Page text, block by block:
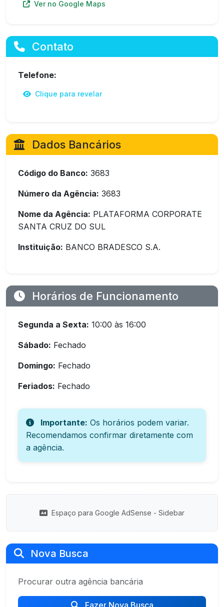
Ver no Google Maps
Contato
Telefone:
Clique para revelar
Dados Bancários
Código do Banco: 3683
Número da Agência: 3683
Nome da Agência: PLATAFORMA CORPORATE
SANTA CRUZ DO SUL
Instituição: BANCO BRADESCO S.A.
Horários de Funcionamento
Segunda a Sexta: 10:00 às 16:00
Sábado: Fechado
Domingo: Fechado
Feriados: Fechado
Importante: Os horários podem variar.
Recomendamos confirmar diretamente com
a agência.
Espaço para Google AdSense - Sidebar
Nova Busca
Procurar outra agência bancária
Fazer Nova Busca